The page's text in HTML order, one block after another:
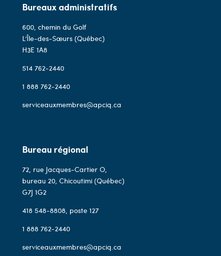
Bureaux administratifs
600, chemin du Golf
L’Île-des-Sœurs (Québec)
H3E 1A8
514 762-2440
1 888 762-2440
serviceauxmembres@apciq.ca
Bureau régional
72, rue Jacques-Cartier O,
bureau 20, Chicoutimi (Québec)
G7J 1G2
418 548-8808, poste 127
1 888 762-2440
serviceauxmembres@apciq.ca